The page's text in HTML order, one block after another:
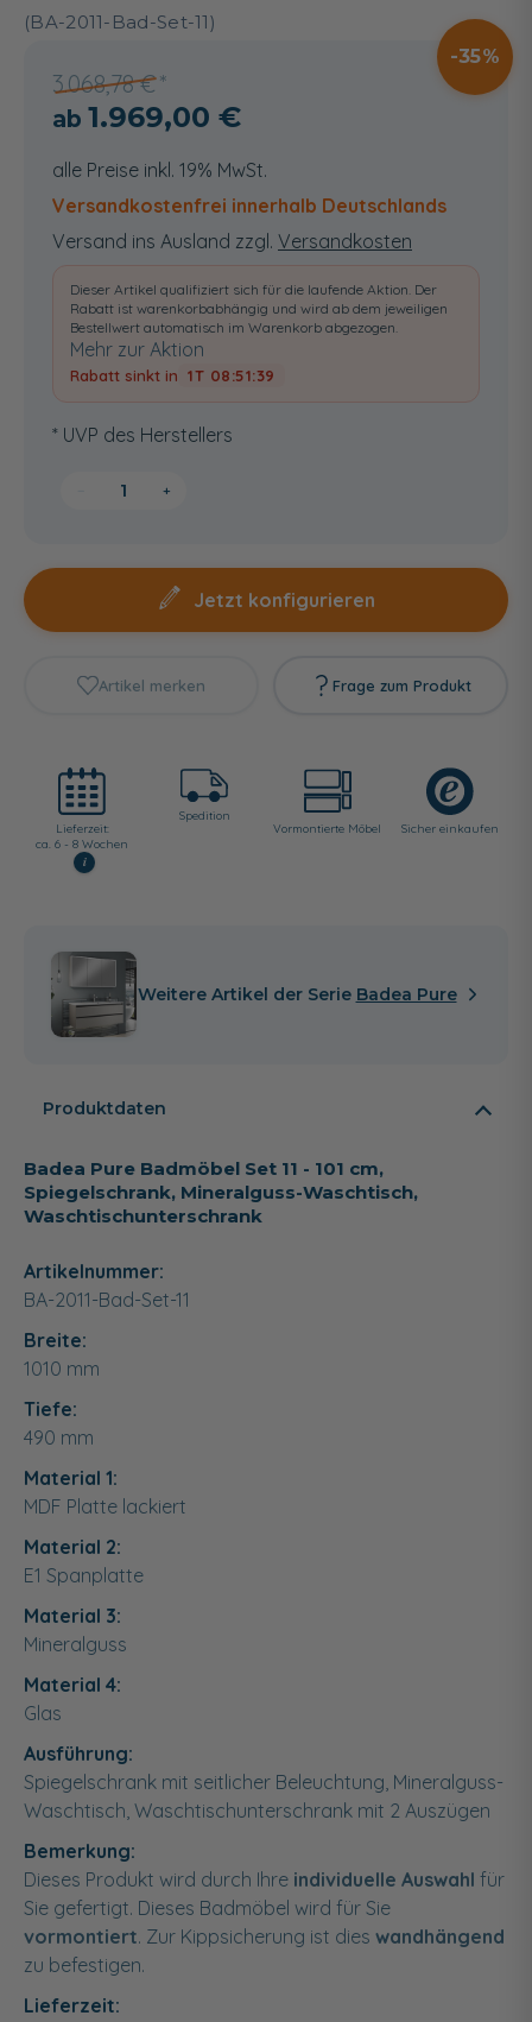
(BA-2011-Bad-Set-11)
3.068,78 €
35
1.969,00 €
alle Preise inkl. 19% MwSt.
Versandkostenfrei innerhalb Deutschlands
Versand ins Ausland zzgl. Versandkosten
Dieser Artikel qualifiziert sich für die laufende Aktion. Der
Rabatt ist warenkorbabhängig und wird ab dem jeweiligen
Bestellwert automatisch im Warenkorb abgezogen.
Mehr zur Aktion
Rabatt sinkt in 1T 08:51:38
* UVP des Herstellers
+
Jetzt konfigurieren
Artikel merken Frage zum Produkt
Lieferzeit:
ca. 6 - 8 Wochen
i
Spedition
Vormontierte Möbel
Sicher einkaufen
Weitere Artikel der Serie Badea Pure
Produktdaten
Badea Pure Badmöbel Set 11 - 101 cm,
Spiegelschrank, Mineralguss-Waschtisch,
Waschtischunterschrank
Artikelnummer:
BA-2011-Bad-Set-11
Breite:
1010 mm
Tiefe:
490 mm
Material 1:
MDF Platte lackiert
Material 2:
E1 Spanplatte
Material 3:
Mineralguss
Material 4:
Glas
Ausführung:
Spiegelschrank mit seitlicher Beleuchtung, Mineralguss-
Waschtisch, Waschtischunterschrank mit 2 Auszügen
Bemerkung:
Dieses Produkt wird durch Ihre individuelle Auswahl für
Sie gefertigt. Dieses Badmöbel wird für Sie
vormontiert. Zur Kippsicherung ist dies wandhängend
zu befestigen.
Lieferzeit: